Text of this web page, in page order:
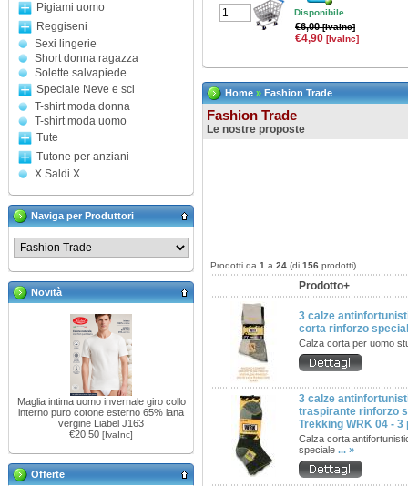
Pigiami uomo
Reggiseni
Sexi lingerie
Short donna ragazza
Solette salvapiede
Speciale Neve e sci
T-shirt moda donna
T-shirt moda uomo
Tute
Tutone per anziani
X Saldi X
Naviga per Produttori
Novità
Maglia intima uomo invernale giro collo
interno puro cotone esterno 65% lana
vergine Liabel J163
€20,50 [IvaInc]
Offerte
Disponibile
€6,00[IvaInc]
€4,90 [IvaInc]
Home » Fashion Trade
Fashion Trade
Le nostre proposte
Prodotti da 1 a 24 (di 156 prodotti)
Prodotto+
3 calze
corta rinforzo
Calza corta per uomo
3 calze
traspirante rinforzo
Trekking WRK 04 - 3
Calza corta
speciale ... »